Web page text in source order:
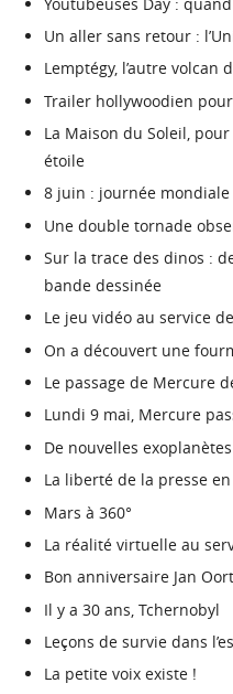
Un aller sans retour :
Lemptégy, l’autre volcan
Trailer hollywoodien
La Maison du Soleil,
étoile
8 juin : journée mondiale
Une double tornade
Sur la trace des dinos :
bande dessinée
Le jeu vidéo au service
On a découvert une
Le passage de Mercure
Lundi 9 mai, Mercure
De nouvelles
La liberté de la presse
Mars à 360°
La réalité virtuelle au
Bon anniversaire Jan
Il y a 30 ans, Tchernobyl
Leçons de survie dans
La petite voix existe !